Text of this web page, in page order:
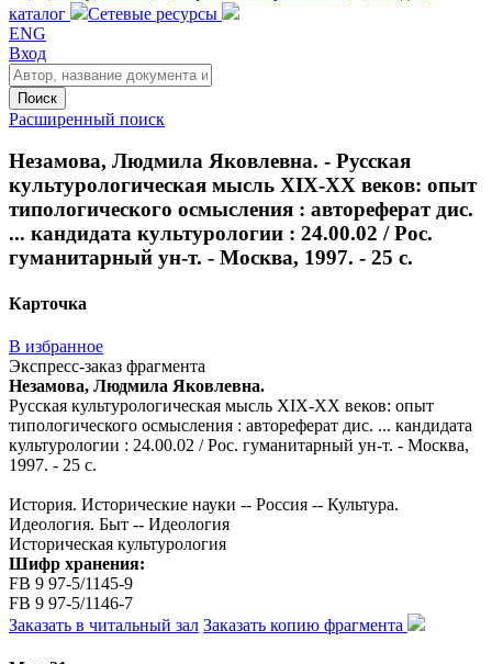
каталог
Сетевые ресурсы
ENG
Вход
Поиск
Расширенный поиск
Незамова, Людмила Яковлевна. - Русская
культурологическая мысль XIX-XX веков: опыт
типологического осмысления : автореферат дис.
... кандидата культурологии : 24.00.02 / Рос.
гуманитарный ун-т. - Москва, 1997. - 25 с.
Карточка
В избранное
Экспресс-заказ фрагмента
Незамова, Людмила Яковлевна.
Русская культурологическая мысль XIX-XX веков: опыт
типологического осмысления : автореферат дис. ... кандидата
культурологии : 24.00.02 / Рос. гуманитарный ун-т. - Москва,
1997. - 25 с.
История. Исторические науки -- Россия -- Культура.
Идеология. Быт -- Идеология
Историческая культурология
Шифр хранения:
FB 9 97-5/1145-9
FB 9 97-5/1146-7
Заказать в читальный зал Заказать копию фрагмента